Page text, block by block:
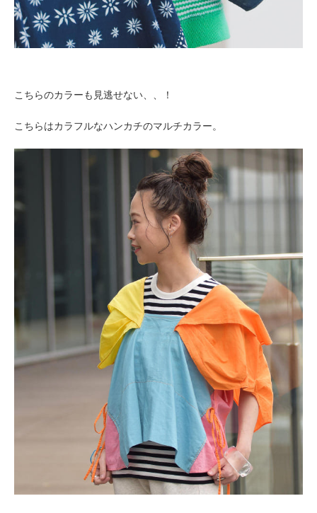
こちらのカラーも見逃せない、、！
こちらはカラフルなハンカチのマルチカラー。